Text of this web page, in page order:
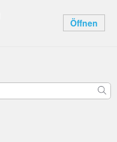
Öffnen